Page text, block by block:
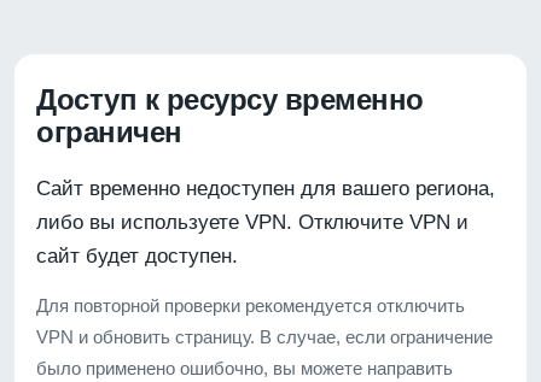
Доступ к ресурсу временно
ограничен
Сайт временно недоступен для вашего региона,
либо вы используете VPN. Отключите VPN и
сайт будет доступен.
Для повторной проверки рекомендуется отключить
VPN и обновить страницу. В случае, если ограничение
было применено ошибочно, вы можете направить